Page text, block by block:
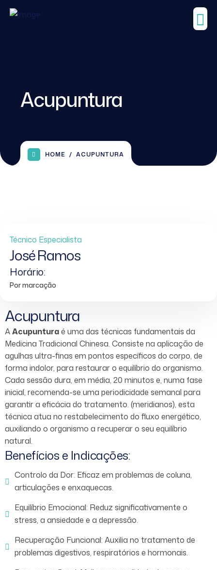
Acupuntura
HOME ACUPUNTURA
Técnico Especialista
José Ramos
Horário:
Por marcação
Acupuntura
AAcupunturaé uma das técnicas fundamentais da
Medicina Tradicional Chinesa. Consiste na aplicação de
agulhas ultra-finas em pontos específicos do corpo, de
forma indolor, para restaurar o equilíbrio do organismo.
Cada sessão dura, em média, 20 minutos e, numa fase
inicial, recomenda-se uma periodicidade semanal para
garantir a eficácia do tratamento. (meridianos), esta
técnica atua no restabelecimento do fluxo energético,
auxiliando o organismo a recuperar o seu equilíbrio
natural.
Benefícios e Indicações:
Controlo da Dor: Eficaz em problemas de coluna,
articulações e enxaquecas.
Equilíbrio Emocional: Reduz significativamente o
stress, a ansiedade e a depressão.
Recuperação Funcional: Auxilia no tratamento de
problemas digestivos, respiratórios e hormonais.